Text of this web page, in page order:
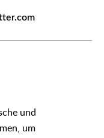
und
um